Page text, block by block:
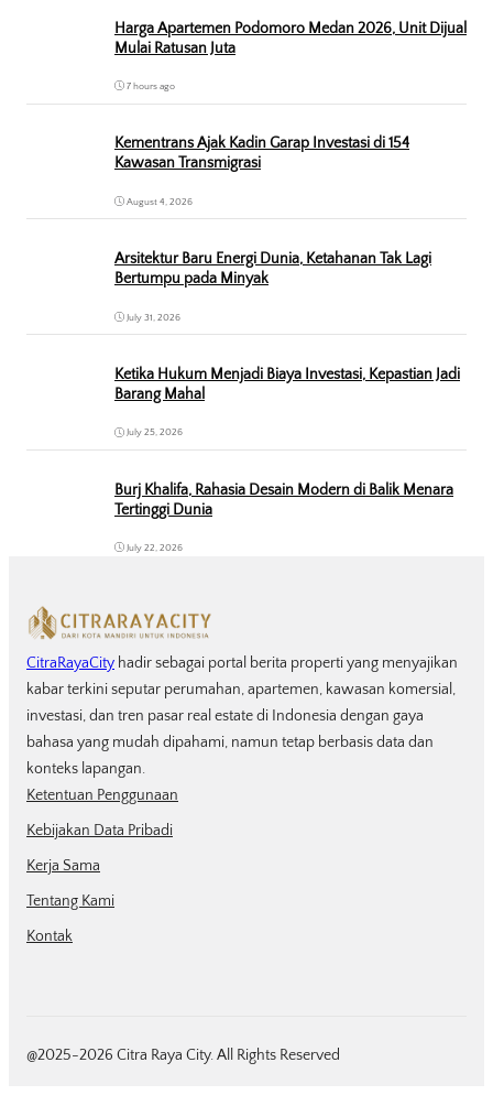
Harga Apartemen Podomoro Medan 2026, Unit Dijual
Mulai Ratusan Juta
7 hours ago
Kementrans Ajak Kadin Garap Investasi di 154
Kawasan Transmigrasi
August 4, 2026
Arsitektur Baru Energi Dunia, Ketahanan Tak Lagi
Bertumpu pada Minyak
July 31, 2026
Ketika Hukum Menjadi Biaya Investasi, Kepastian Jadi
Barang Mahal
July 25, 2026
Burj Khalifa, Rahasia Desain Modern di Balik Menara
Tertinggi Dunia
July 22, 2026
CitraRayaCity hadir sebagai portal berita properti yang menyajikan
kabar terkini seputar perumahan, apartemen, kawasan komersial,
investasi, dan tren pasar real estate di Indonesia dengan gaya
bahasa yang mudah dipahami, namun tetap berbasis data dan
konteks lapangan.
Ketentuan Penggunaan
Kebijakan Data Pribadi
Kerja Sama
Tentang Kami
Kontak
@2025-2026 Citra Raya City. All Rights Reserved